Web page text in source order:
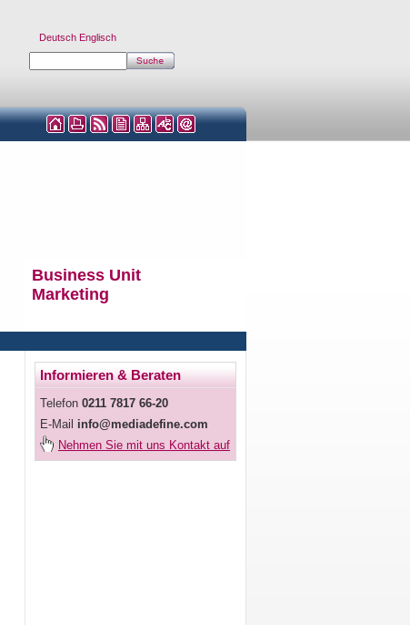
Deutsch Englisch
Business Unit
Marketing
Informieren & Beraten
Telefon 0211 7817 66-20
E-Mail info@mediadefine.com
Nehmen Sie mit uns Kontakt auf